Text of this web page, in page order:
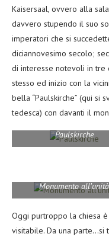
Kaisersaal, ovvero alla
davvero stupendo il suo
imperatori che si
diciannovesimo secolo;
di interesse notevoli in tre
stesso ed inizio con la
bella “Paulskirche” (qui si
tedesca) con davanti il
Paulskirche
Monumento all’unità
Oggi purtroppo la chiesa è
visitabile. Da una parte…si